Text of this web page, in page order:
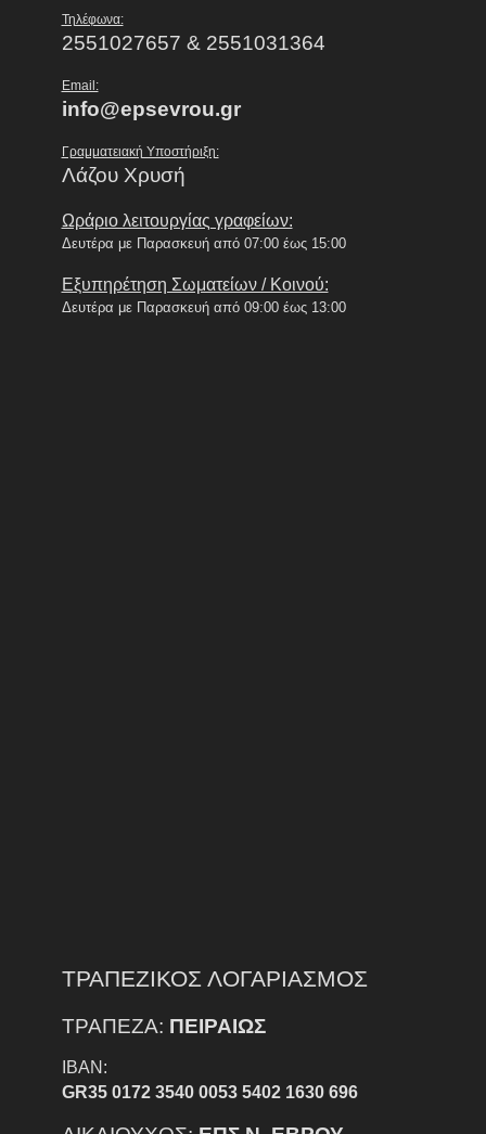
Τηλέφωνα:
2551027657 & 2551031364
Email:
info@epsevrou.gr
Γραμματειακή Υποστήριξη:
Λάζου Χρυσή
Ωράριο λειτουργίας γραφείων:
Δευτέρα με Παρασκευή από 07:00 έως 15:00
Εξυπηρέτηση Σωματείων / Κοινού:
Δευτέρα με Παρασκευή από 09:00 έως 13:00
ΤΡΑΠΕΖΙΚΟΣ ΛΟΓΑΡΙΑΣΜΟΣ
ΤΡΑΠΕΖΑ: ΠΕΙΡΑΙΩΣ
IBAN:
GR35 0172 3540 0053 5402 1630 696